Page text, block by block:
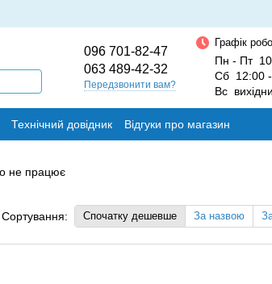
096 701-82-47
063 489-42-32
Передзвонити вам?
Графік
Пн - Пт
Сб 12:00
Вс
Технічний довідник Відгуки про магазин
Сортування: Спочатку дешевше За назвою